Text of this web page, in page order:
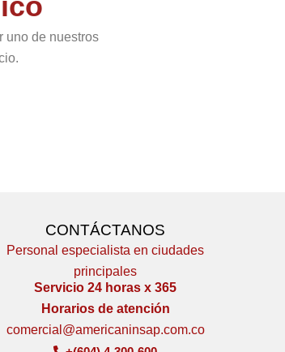
uno de nuestros
CONTÁCTANOS
Personal especialista en ciudades
principales
Servicio 24 horas x 365
Horarios de atención
comercial@americaninsap.com.co